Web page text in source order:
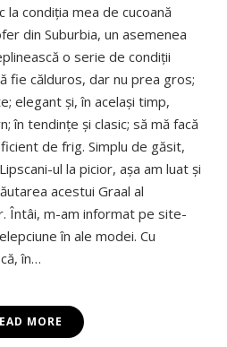
la condiţia mea de cucoană
din Suburbia, un asemenea
o serie de condiţii
fie călduros, dar nu prea gros;
elegant şi, în acelaşi timp,
în tendinţe şi clasic; să mă facă
de frig. Simplu de găsit,
ul la picior, aşa am luat şi
acestui Graal al
Întâi, m-am informat pe site-
în ale modei. Cu
în…
MORE